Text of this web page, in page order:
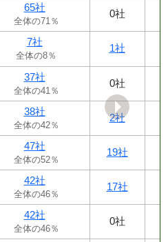
65社
全体の71％
0社
7社
全体の8％
1社
37社
全体の41％
0社
38社
全体の42％
2社
47社
全体の52％
19社
42社
全体の46％
17社
42社
全体の46％
0社